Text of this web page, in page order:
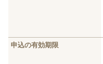
申込の有効期限